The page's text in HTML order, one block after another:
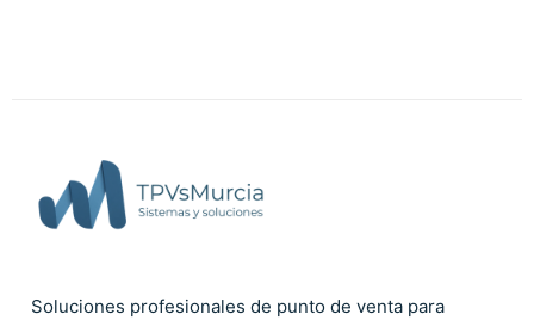
Soluciones profesionales de punto de venta para